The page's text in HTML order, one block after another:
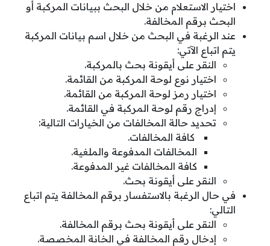
اختيار الاستعلام من خلال البحث ببيانات المركبة أو
البحث برقم المخالفة.
عند الرغبة في البحث من خلال اسم بيانات المركبة
يتم اتباع الآتي:
النقر على أيقونة بحث بالمركبة.
اختيار نوع لوحة المركبة من القائمة.
اختيار رمز لوحة المركبة من القائمة.
إدراج رقم لوحة المركبة في القائمة.
تحديد حالة المخالفات من الخيارات التالية:
كافة المخالفات.
المخالفات المدفوعة والملغية.
كافة المخالفات غير المدفوعة.
النقر على أيقونة بحث.
في حال الرغبة بالاستفسار برقم المخالفة يتم اتباع
التالي:
النقر على أيقونة بحث برقم المخالفة.
إدخال رقم المخالفة في الخانة المخصصة.